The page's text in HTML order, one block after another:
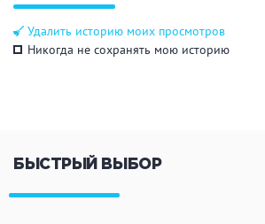
Общие
Аква-зона
Удалить историю моих просмотров
Никогда не сохранять мою историю
БЫСТРЫЙ ВЫБОР